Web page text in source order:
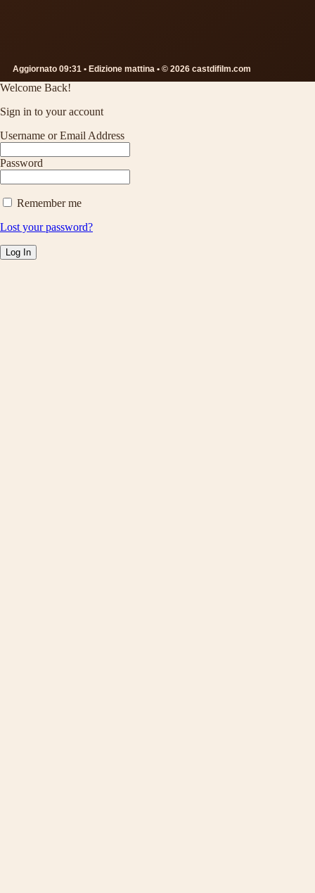
Aggiornato 09:31 • Edizione mattina • © 2026 castdifilm.com
Welcome Back!
Sign in to your account
Username or Email Address
Password
Remember me
Lost your password?